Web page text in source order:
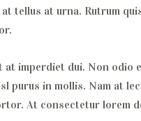
tellus at urna. Rutrum
imperdiet dui. Non
purus in mollis. Nam at
At consectetur lorem